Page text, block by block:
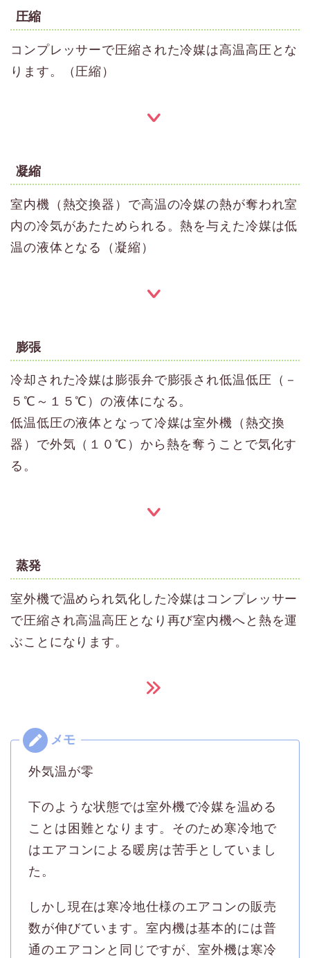
圧縮
コンプレッサーで圧縮された冷媒は高温高圧とな
ります。（圧縮）
凝縮
室内機（熱交換器）で高温の冷媒の熱が奪われ室
内の冷気があたためられる。熱を与えた冷媒は低
温の液体となる（凝縮）
膨張
冷却された冷媒は膨張弁で膨張され低温低圧（－
５℃～１５℃）の液体になる。
低温低圧の液体となって冷媒は室外機（熱交換
器）で外気（１０℃）から熱を奪うことで気化す
る。
蒸発
室外機で温められ気化した冷媒はコンプレッサー
で圧縮され高温高圧となり再び室内機へと熱を運
ぶことになります。
外気温が零
下のような状態では室外機で冷媒を温める
ことは困難となります。そのため寒冷地で
はエアコンによる暖房は苦手としていまし
た。
しかし現在は寒冷地仕様のエアコンの販売
数が伸びています。室内機は基本的には普
通のエアコンと同じですが、室外機は寒冷